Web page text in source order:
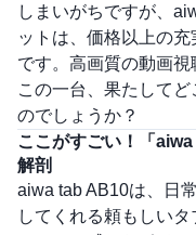
しまいがちですが、
ットは、価格以上の
です。高画質の動画
この一台、果たして
のでしょうか？
ここがすごい！「
解剖
aiwa tab AB10は、日
してくれる頼もしい